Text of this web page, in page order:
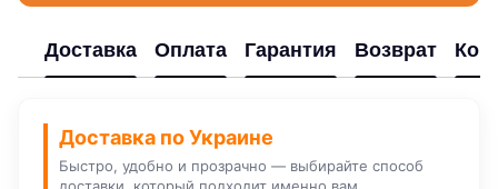
Доставка Оплата Гарантия Возврат
Доставка по Украине
Быстро, удобно и прозрачно — выбирайте способ
доставки, который подходит именно вам.